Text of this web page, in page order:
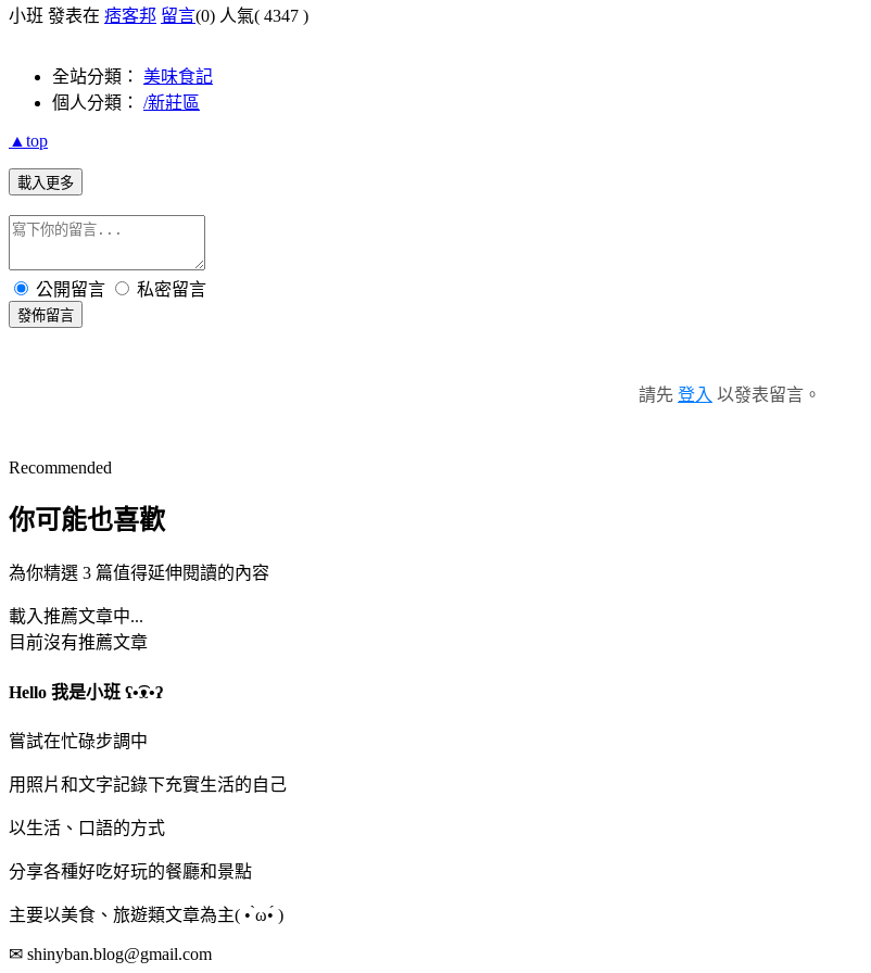
小班 發表在 痞客邦 留言(0) 人氣( 4347 )
全站分類： 美味食記
個人分類： /新莊區
▲top
載入更多
公開留言 私密留言
發佈留言
請先 登入 以發表留言。
Recommended
你可能也喜歡
為你精選 3 篇值得延伸閱讀的內容
載入推薦文章中...
目前沒有推薦文章
Hello 我是小班 ʕ•͡ᴥ•ʔ
嘗試在忙碌步調中
用照片和文字記錄下充實生活的自己
以生活、口語的方式
分享各種好吃好玩的餐廳和景點
主要以美食、旅遊類文章為主( • ̀ω•́ )
✉ shinyban.blog@gmail.com